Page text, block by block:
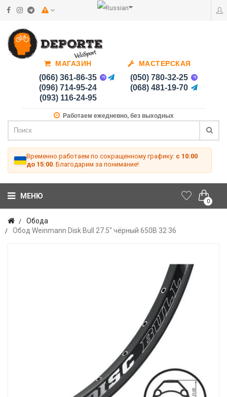
МАГАЗИН
(066) 361-86-35
(096) 714-95-24
(093) 116-24-95
МАСТЕРСКАЯ
(050) 780-32-25
(068) 481-19-70
Работаем ежедневно, без выходных
Временно работаем по сокращенному графику: с 10:00
до 15:00 . Благодарим за понимание!
0
МЕНЮ
Обода
Обод Weinmann Disk Bull 27.5" чёрный 650B 32 36